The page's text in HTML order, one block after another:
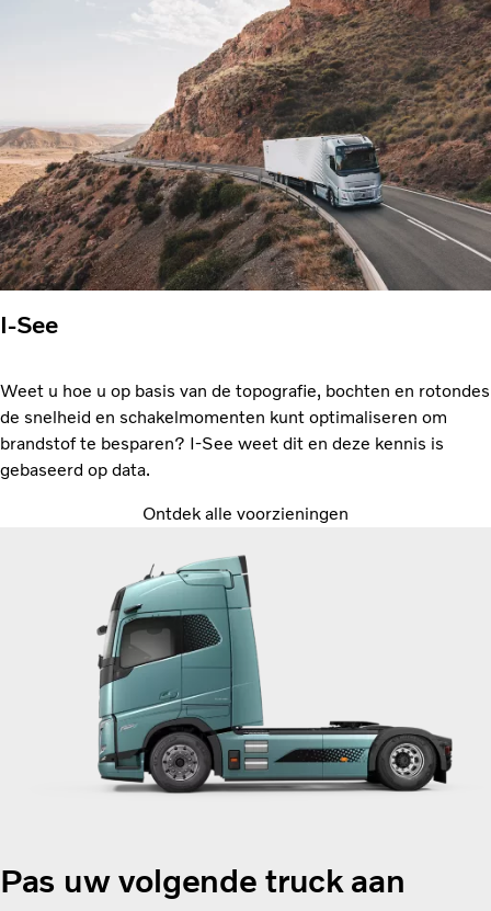
I-See
Weet u hoe u op basis van de topografie, bochten en rotondes
de snelheid en schakelmomenten kunt optimaliseren om
brandstof te besparen? I-See weet dit en deze kennis is
gebaseerd op data.
Ontdek alle voorzieningen
Pas uw volgende truck aan